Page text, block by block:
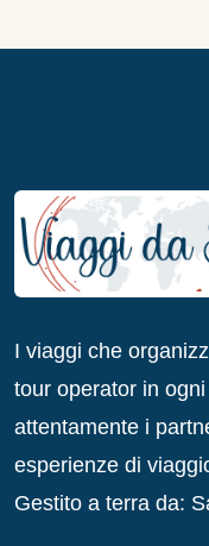
I viaggi che
tour operator in
attentamente i
esperienze di
Gestito a terra da: